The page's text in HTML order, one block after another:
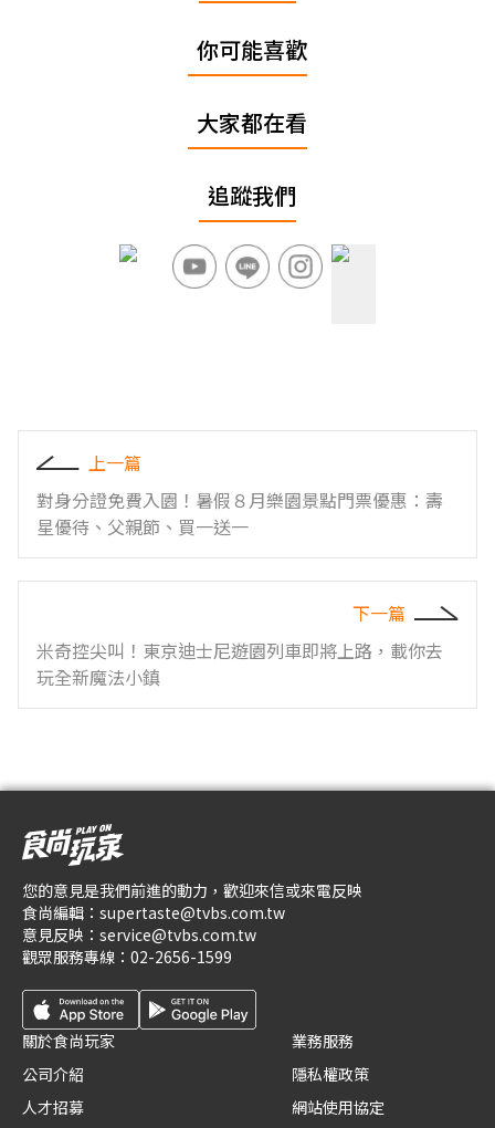
你可能喜歡
大家都在看
追蹤我們
上一篇
對身分證免費入園！暑假８月樂園景點門票優惠：壽
星優待、父親節、買一送一
下一篇
米奇控尖叫！東京迪士尼遊園列車即將上路，載你去
玩全新魔法小鎮
您的意見是我們前進的動力，歡迎來信或來電反映
食尚編輯： supertaste@tvbs.com.tw
意見反映： service@tvbs.com.tw
觀眾服務專線： 02-2656-1599
關於食尚玩家
公司介紹
人才招募
業務服務
隱私權政策
網站使用協定